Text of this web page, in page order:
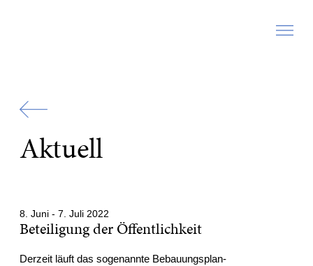
Aktuell
8. Juni - 7. Juli 2022
Beteiligung der Öffentlichkeit
Derzeit läuft das sogenannte Bebauungsplan-